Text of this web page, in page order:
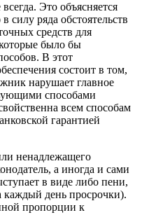
Это объясняется
силу ряда обстоятельств
средств для
было бы
В этот
состоит в том,
нарушает главное
способами
всем способам
гарантией
ненадлежащего
а иногда и сами
в виде либо пени,
каждый день просрочки).
пропорции к